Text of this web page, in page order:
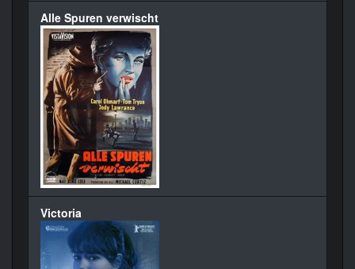
Alle Spuren verwischt
Victoria